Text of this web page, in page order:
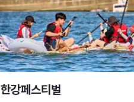
한강페스티벌